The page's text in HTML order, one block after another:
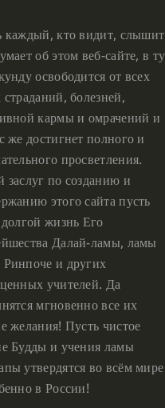
каждый, кто видит, слышит
об этом веб-сайте, в ту
освободится от всех
страданий, болезней,
кармы и омрачений и
же достигнет полного и
просветления.
заслуг по созданию и
этого сайта пусть
долгой жизнь Его
Далай-ламы, ламы
и других
учителей. Да
мгновенно все их
желания! Пусть чистое
Будды и учения ламы
утвердятся во всём мире
в России!